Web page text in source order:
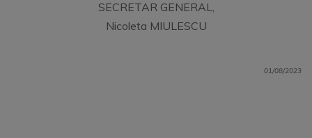
SECRETAR GENERAL,
Nicoleta MIULESCU
01/08/2023